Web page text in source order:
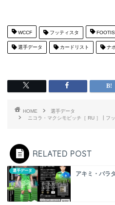
WCCF フッティスタ
選手データ カードリスト ナ
HOME
選手データ
ニコラ・マクシモビッチ［ RU ］┃フ
RELATED POST
選手データ アキミ・バラ